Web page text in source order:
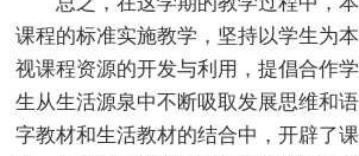
课程的标准实施教学，坚持以学生为
视课程资源的开发与利用，提倡合作
生从生活源泉中不断吸取发展思维和
字教材和生活教材的结合中，开辟了